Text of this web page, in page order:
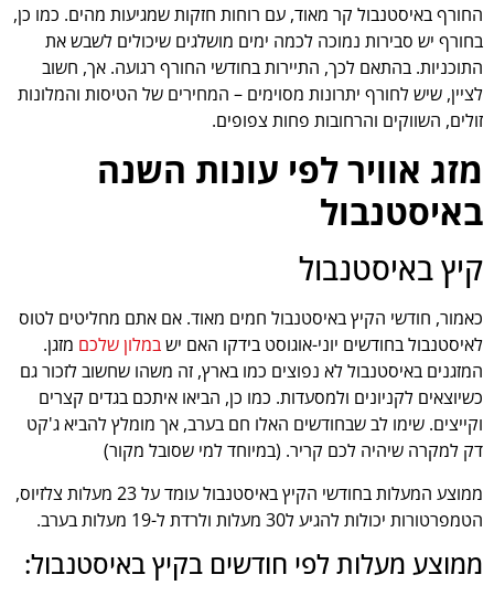
החורף באיסטנבול קר מאוד, עם רוחות חזקות שמגיעות מהים. כמו כן,
בחורף יש סבירות נמוכה לכמה ימים מושלגים שיכולים לשבש את
התוכניות. בהתאם לכך, התיירות בחודשי החורף רגועה. אך, חשוב
לציין, שיש לחורף יתרונות מסוימים – המחירים של הטיסות והמלונות
זולים, השווקים והרחובות פחות צפופים.
מזג אוויר לפי עונות השנה
באיסטנבול
קיץ באיסטנבול
כאמור, חודשי הקיץ באיסטנבול חמים מאוד. אם אתם מחליטים לטוס
לאיסטנבול בחודשים יוני-אוגוסט בידקו האם ישבמלון שלכם מזגן.
המזגנים באיסטנבול לא נפוצים כמו בארץ, זה משהו שחשוב לזכור גם
כשיוצאים לקניונים ולמסעדות. כמו כן, הביאו איתכם בגדים קצרים
וקייצים. שימו לב שבחודשים האלו חם בערב, אך מומלץ להביא ג'קט
דק למקרה שיהיה לכם קריר. (במיוחד למי שסובל מקור)
ממוצע המעלות בחודשי הקיץ באיסטנבול עומד על 23 מעלות צלזיוס,
הטמפרטורות יכולות להגיע ל30 מעלות ולרדת ל-19 מעלות בערב.
ממוצע מעלות לפי חודשים בקיץ באיסטנבול: